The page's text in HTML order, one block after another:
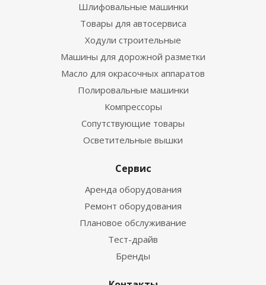
Шлифовальные машинки
Товары для автосервиса
Ходули строительные
Машины для дорожной разметки
Масло для окрасочных аппаратов
Полировальные машинки
Компрессоры
Сопутствующие товары
Осветительные вышки
Сервис
Аренда оборудования
Ремонт оборудования
Плановое обслуживание
Тест-драйв
Бренды